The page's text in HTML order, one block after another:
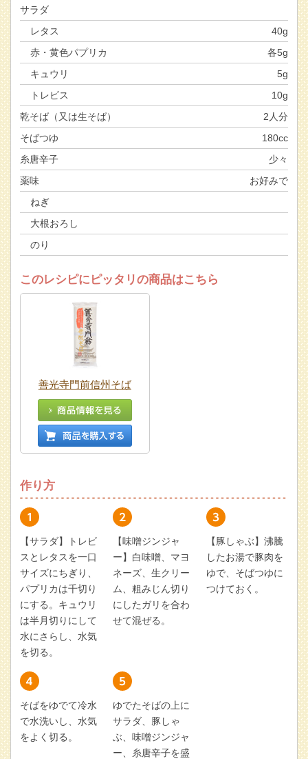
サラダ
レタス
40g
赤・黄色パプリカ
各5g
キュウリ
5g
トレビス
10g
乾そば（又は生そば）
2人分
そばつゆ
180cc
糸唐辛子
少々
薬味
お好みで
ねぎ
大根おろし
のり
このレシピにピッタリの商品はこちら
善光寺門前信州そば
作り方
【サラダ】トレビ
スとレタスを一口
サイズにちぎり、
パプリカは千切り
にする。キュウリ
は半月切りにして
水にさらし、水気
を切る。
【味噌ジンジャ
ー】白味噌、マヨ
ネーズ、生クリー
ム、粗みじん切り
にしたガリを合わ
せて混ぜる。
【豚しゃぶ】沸騰
したお湯で豚肉を
ゆで、そばつゆに
つけておく。
そばをゆでて冷水
で水洗いし、水気
をよく切る。
ゆでたそばの上に
サラダ、豚しゃ
ぶ、味噌ジンジャ
ー、糸唐辛子を盛